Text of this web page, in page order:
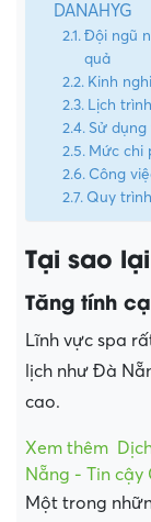
DANAHYG
Đội ngũ
quả
Kinh
Lịch
Sử
Mức chi
Công
Quy
Tại sao
Tăng tính
Lĩnh vực spa
lịch như Đà
cao.
Xem thêm
Nẵng - Tin cậy
Một trong